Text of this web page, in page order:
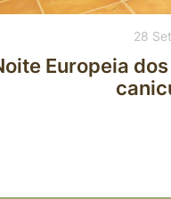
28
Europeia